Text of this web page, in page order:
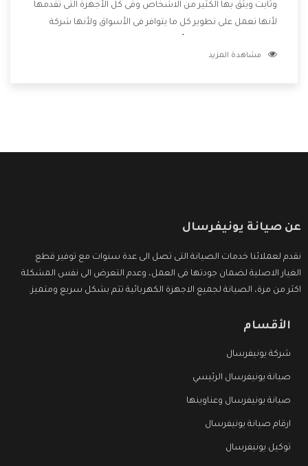
وثابت ويثق بها الكثير من الاشخاص وفى كل الأجهزة التى تقدمها
لأنها تعمل على تطوير كل ما يتوافر فى الأسواق ولأنها شركة
وتقدم للعملاء أقوى العروض والخصومات التى تسهل على
مشاهدة المزيد
عن صيانة يونيفرسال
نقدم لعملائنا خدمات الصيانة التى تصل الى عدة سنوات مع توفير قطع
الغيار الاصلية لضمان جودتها فى العمل، وعدم التعرض الى نفس المشكلة
اكثر من مرة، الصيانة لجميع الاجهزة الكهربائية تتم بشكل سريع ومتميز.
الأقسام
شركة يونيفرسال
صيانة يونيفرسال الرئيسي
صيانة يونيفرسال وعناوينها
ارقام صيانة يونيفرسال
توكيل يونيفرسال